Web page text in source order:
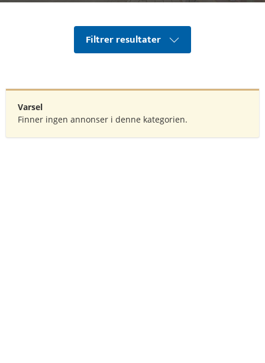
Filtrer resultater
Varsel
Finner ingen annonser i denne kategorien.